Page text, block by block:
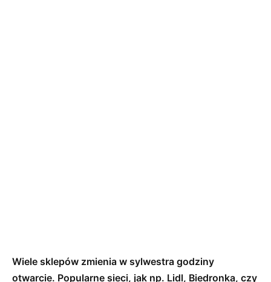
Wiele sklepów zmienia w sylwestra godziny
otwarcie. Popularne sieci, jak np. Lidl, Biedronka, czy